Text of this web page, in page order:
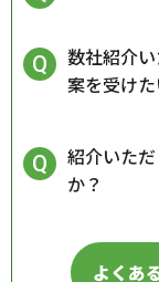
数社紹介
案を受けた
紹介いた
か？
よくあ